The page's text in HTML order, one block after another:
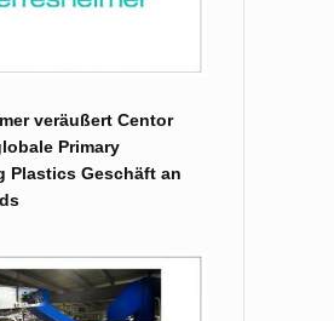
veräußert Centor
Primary
Plastics Geschäft an